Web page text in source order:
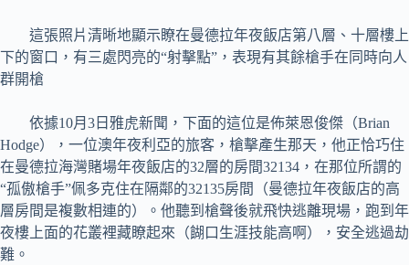
這張照片清晰地顯示瞭在曼德拉年夜飯店第八層、十層樓上
下的窗口，有三處閃亮的“射擊點”，表現有其餘槍手在同時向人
群開槍
依據10月3日雅虎新聞，下面的這位是佈萊恩俊傑（Brian
Hodge），一位澳年夜利亞的旅客，槍擊產生那天，他正恰巧住
在曼德拉海灣賭場年夜飯店的32層的房間32134，在那位所謂的
“孤傲槍手”佩多克住在隔鄰的32135房間（曼德拉年夜飯店的高
層房間是複數相連的）。他聽到槍聲後就飛快逃離現場，跑到年
夜樓上面的花叢裡藏瞭起來（餬口生涯技能高啊），安全逃過劫
難。